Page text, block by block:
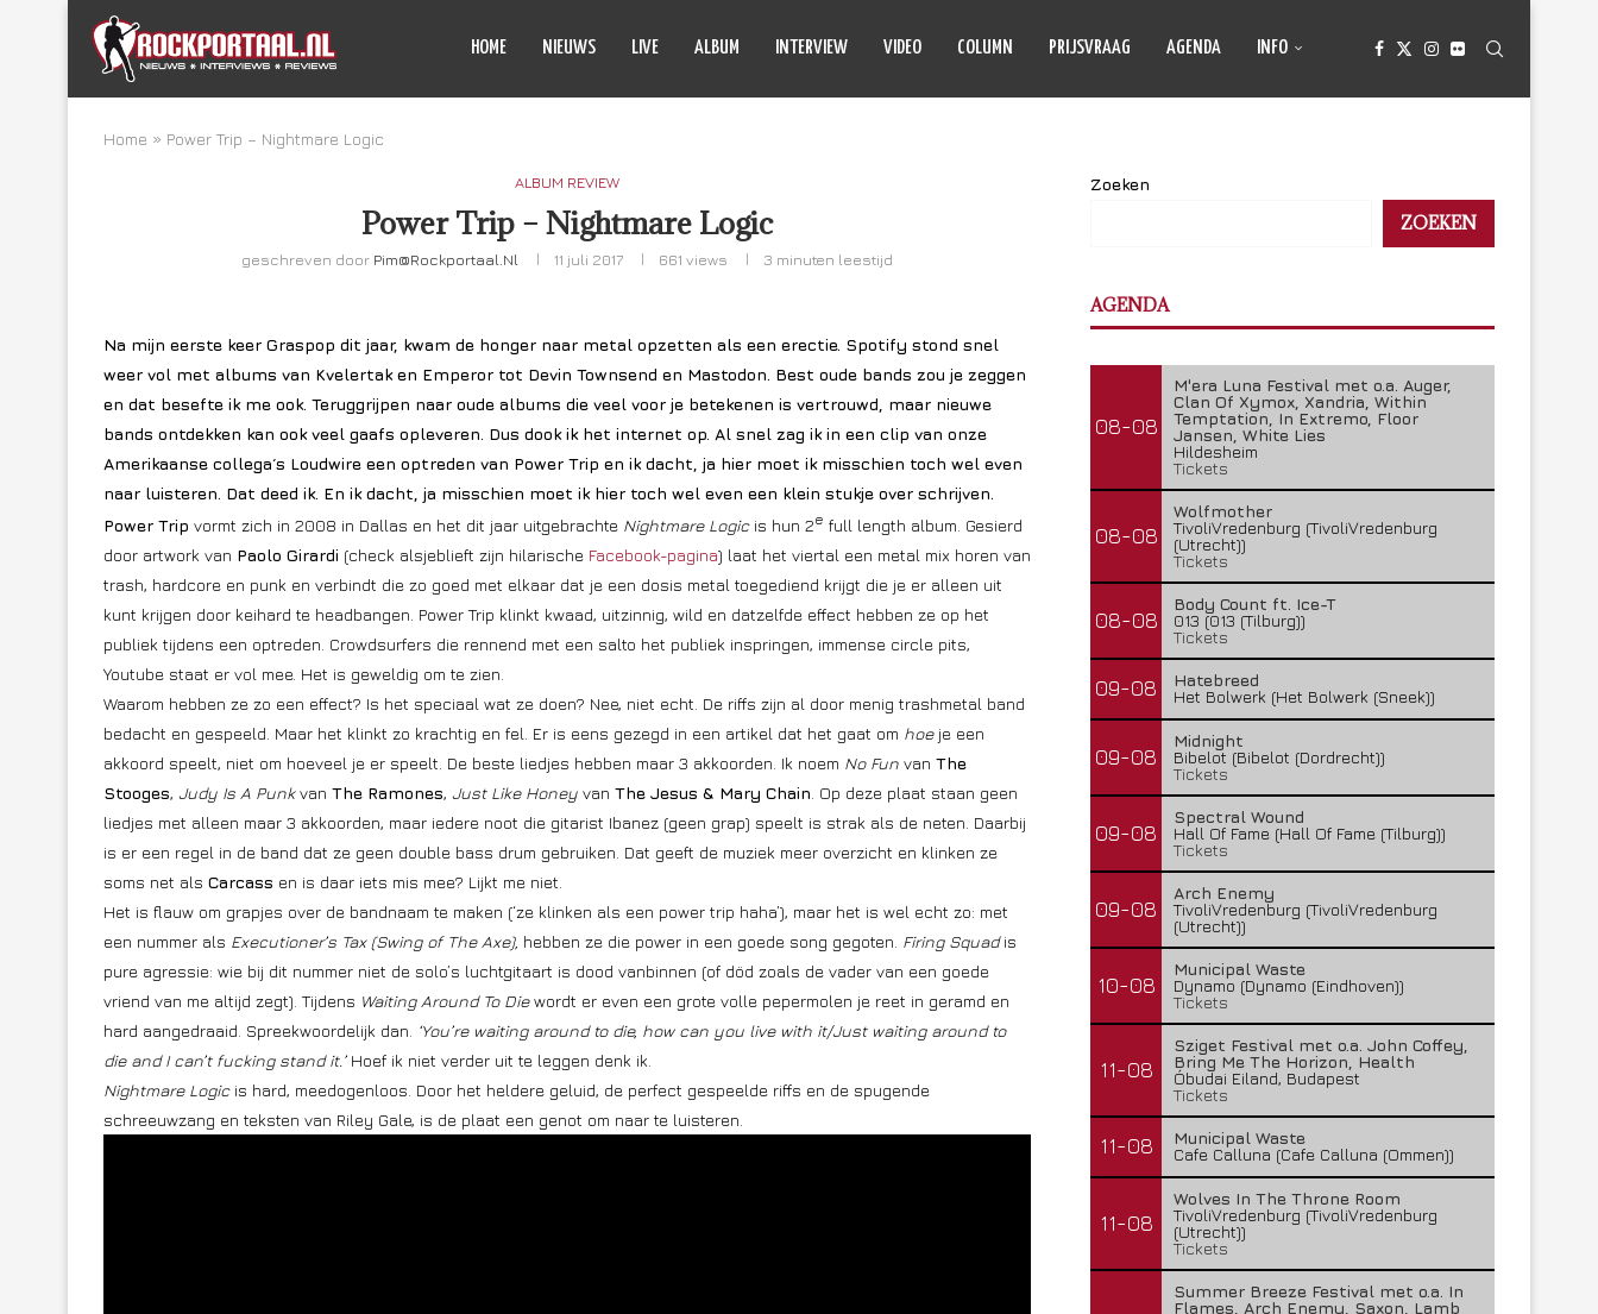
HOME NIEUWS LIVE ALBUM INTERVIEW VIDEO COLUMN PRIJSVRAAG AGENDA INFO
Home » Power Trip – Nightmare Logic
ALBUM REVIEW
Power Trip – Nightmare Logic
geschreven door Pim@rockportaal.nl 11 juli 2017 661 views 3 minuten leestijd
Na mijn eerste keer Graspop dit jaar, kwam de honger naar metal opzetten als een erectie. Spotify stond snel
weer vol met albums van Kvelertak en Emperor tot Devin Townsend en Mastodon. Best oude bands zou je zeggen
en dat besefte ik me ook. Teruggrijpen naar oude albums die veel voor je betekenen is vertrouwd, maar nieuwe
bands ontdekken kan ook veel gaafs opleveren. Dus dook ik het internet op. Al snel zag ik in een clip van onze
Amerikaanse collega´s Loudwire een optreden van Power Trip en ik dacht, ja hier moet ik misschien toch wel even
naar luisteren. Dat deed ik. En ik dacht, ja misschien moet ik hier toch wel even een klein stukje over schrijven.
Power Trip vormt zich in 2008 in Dallas en het dit jaar uitgebrachte Nightmare Logicis hun 2e full length album. Gesierd
door artwork van Paolo Girardi (check alsjeblieft zijn hilarische Facebook-pagina) laat het viertal een metal mix horen van
trash, hardcore en punk en verbindt die zo goed met elkaar dat je een dosis metal toegediend krijgt die je er alleen uit
kunt krijgen door keihard te headbangen. Power Trip klinkt kwaad, uitzinnig, wild en datzelfde effect hebben ze op het
publiek tijdens een optreden. Crowdsurfers die rennend met een salto het publiek inspringen, immense circle pits,
Youtube staat er vol mee. Het is geweldig om te zien.
Waarom hebben ze zo een effect? Is het speciaal wat ze doen? Nee, niet echt. De riffs zijn al door menig trashmetal band
bedacht en gespeeld. Maar het klinkt zo krachtig en fel. Er is eens gezegd in een artikel dat het gaat om hoeje een
akkoord speelt, niet om hoeveel je er speelt. De beste liedjes hebben maar 3 akkoorden. Ik noem No Fun van The
Stooges, Judy Is A Punkvan The Ramones, Just Like Honey van The Jesus & Mary Chain . Op deze plaat staan geen
liedjes met alleen maar 3 akkoorden, maar iedere noot die gitarist Ibanez (geen grap) speelt is strak als de neten. Daarbij
is er een regel in de band dat ze geen double bass drum gebruiken. Dat geeft de muziek meer overzicht en klinken ze
soms net als Carcass en is daar iets mis mee? Lijkt me niet.
Het is flauw om grapjes over de bandnaam te maken (‘ze klinken als een power trip haha’), maar het is wel echt zo: met
een nummer als Executioner’s Tax (Swing of The Axe), hebben ze die power in een goede song gegoten. Firing Squadis
pure agressie: wie bij dit nummer niet de solo’s luchtgitaart is dood vanbinnen (of död zoals de vader van een goede
vriend van me altijd zegt). Tijdens Waiting Around To Diewordt er even een grote volle pepermolen je reet in geramd en
hard aangedraaid. Spreekwoordelijk dan. ‘You’re waiting around to die, how can you live with it/Just waiting around to
die and I can’t fucking stand it.’Hoef ik niet verder uit te leggen denk ik.
Nightmare Logicis hard, meedogenloos. Door het heldere geluid, de perfect gespeelde riffs en de spugende
schreeuwzang en teksten van Riley Gale, is de plaat een genot om naar te luisteren.
Zoeken
ZOEKEN
AGENDA
08-08
M'era Luna Festival met o.a. Auger,
Clan Of Xymox, Xandria, Within
Temptation, In Extremo, Floor
Jansen, White Lies
Hildesheim
Tickets
08-08
Wolfmother
TivoliVredenburg (TivoliVredenburg
(Utrecht))
Tickets
08-08
Body Count ft. Ice-T
013 (013 (Tilburg))
Tickets
09-08
Hatebreed
Het Bolwerk (Het Bolwerk (Sneek))
09-08
Midnight
Bibelot (Bibelot (Dordrecht))
Tickets
09-08
Spectral Wound
Hall Of Fame (Hall Of Fame (Tilburg))
Tickets
09-08
Arch Enemy
TivoliVredenburg (TivoliVredenburg
(Utrecht))
10-08
Municipal Waste
Dynamo (Dynamo (Eindhoven))
Tickets
11-08
Sziget Festival met o.a. John Coffey,
Bring Me The Horizon, Health
Óbudai Eiland, Budapest
Tickets
11-08
Municipal Waste
Cafe Calluna (Cafe Calluna (Ommen))
11-08
Wolves In The Throne Room
TivoliVredenburg (TivoliVredenburg
(Utrecht))
Tickets
Summer Breeze Festival met o.a. In
Flames, Arch Enemy, Saxon, Lamb